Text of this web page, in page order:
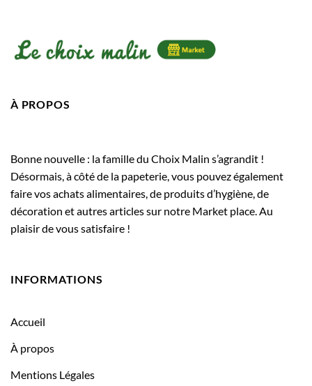
À PROPOS
Bonne nouvelle : la famille du Choix Malin s’agrandit !
Désormais, à côté de la papeterie, vous pouvez également
faire vos achats alimentaires, de produits d’hygiène, de
décoration et autres articles sur notre Market place. Au
plaisir de vous satisfaire !
INFORMATIONS
Accueil
À propos
Mentions Légales